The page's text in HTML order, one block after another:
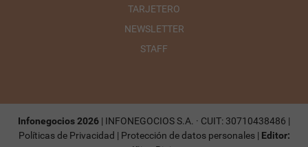
TARJETERO
NEWSLETTER
STAFF
Infonegocios 2026 | INFONEGOCIOS S.A. · CUIT: 30710438486 |
Políticas de Privacidad | Protección de datos personales| Editor: